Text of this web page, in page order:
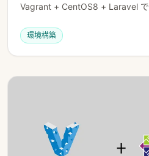
Vagrant + CentOS8 + Laravel
環境構築